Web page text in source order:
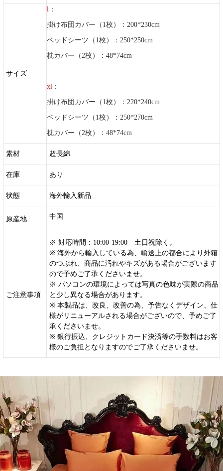
サイズ
l ：
掛け布団カバー（1枚）：200*230cm
ベッドシーツ（1枚）：250*250cm
枕カバー（2枚）：48*74cm
xl ：
掛け布団カバー（1枚）：220*240cm
ベッドシーツ（1枚）：250*270cm
枕カバー（2枚）：48*74cm
素材 超長綿
在庫 あり
状態 海外輸入新品
原産地 中国
ご注意事項
※ 対応時間：10:00-19:00 土日祝除く。
※ 海外から輸入している為、輸送上の都合により外箱
のつぶれ、商品に汚れやキズがある場合がございます
ので予めご了承くださいませ。
※ パソコンの環境によっては写真の色味が実際の商品
と少し異なる場合があります。
※ 本製品は、改良、改善の為、予告なくデザイン、仕
様がリニューアルされる場合がございので、予めご了
承くださいませ。
※ 銀行振込、クレジットカード決済等の手数料はお客
様のご負担となりますのでご了承くださいませ。